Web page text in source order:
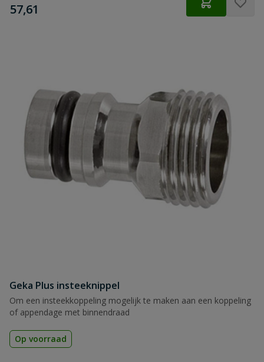
€
57,61
Geka Plus insteeknippel
Om een insteekkoppeling mogelijk te maken aan een koppeling
of appendage met binnendraad
Op voorraad